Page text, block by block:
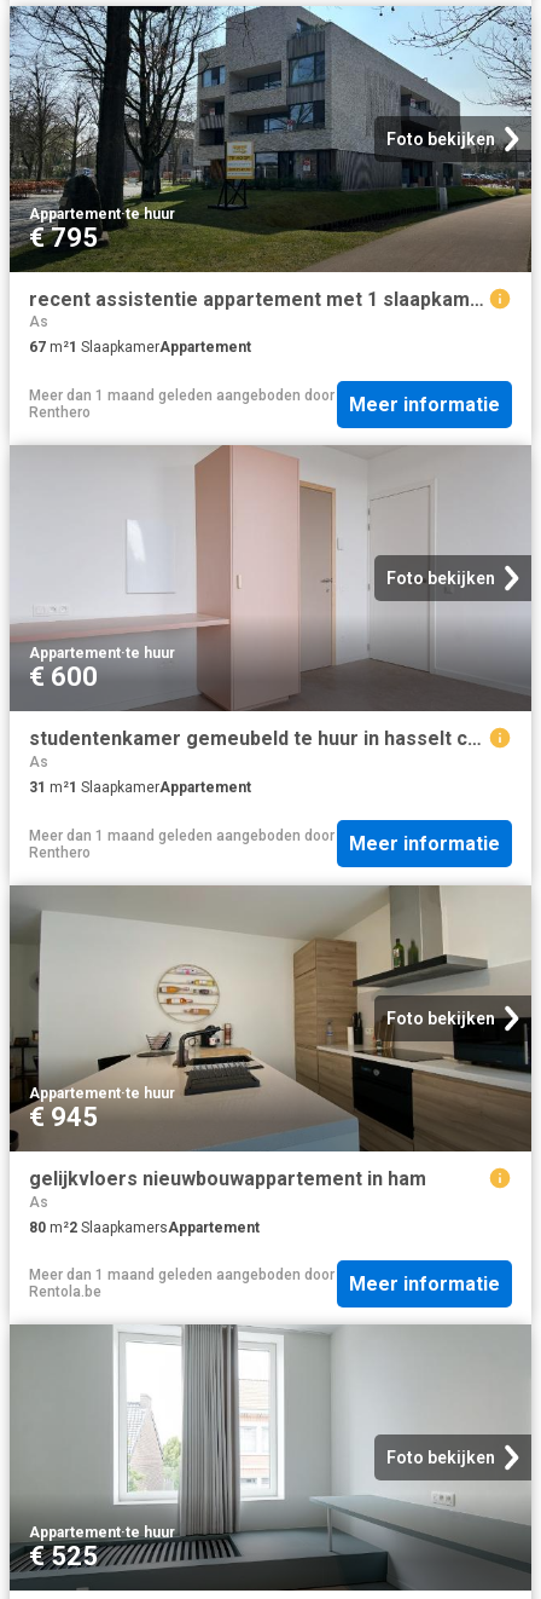
Foto bekijken
Appartement·te huur
€ 795
recent assistentie appartement met 1 slaapkamer te stevoort
As
67 m²1 SlaapkamerAppartement
Meer dan 1 maand geleden aangeboden door
Renthero
Meer informatie
Foto bekijken
Appartement·te huur
€ 600
studentenkamer gemeubeld te huur in hasselt centrum
As
31 m²1 SlaapkamerAppartement
Meer dan 1 maand geleden aangeboden door
Renthero
Meer informatie
Foto bekijken
Appartement·te huur
€ 945
gelijkvloers nieuwbouwappartement in ham
As
80 m²2 SlaapkamersAppartement
Meer dan 1 maand geleden aangeboden door
Rentola.be
Meer informatie
Foto bekijken
Appartement·te huur
€ 525